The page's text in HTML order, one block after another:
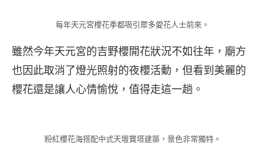
每年天元宮櫻花季都吸引眾多愛花人士前來。
雖然今年天元宮的吉野櫻開花狀況不如往年，廟方
也因此取消了燈光照射的夜櫻活動，但看到美麗的
櫻花還是讓人心情愉悅，值得走這一趟。
粉紅櫻花海搭配中式天壇寶塔建築，景色非常獨特。